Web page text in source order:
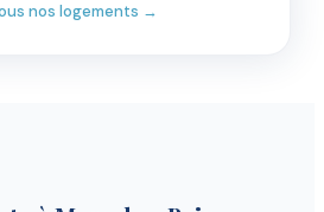
nos logements →